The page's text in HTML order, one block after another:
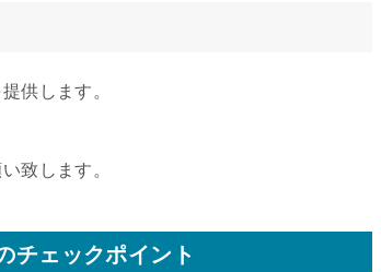
供します。
致します。
チェックポイント